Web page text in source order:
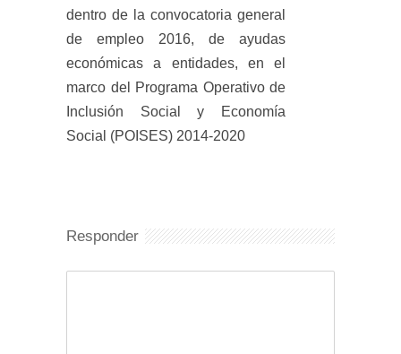
dentro de la convocatoria general
de empleo 2016, de ayudas
económicas a entidades, en el
marco del Programa Operativo de
Inclusión Social y Economía
Social (POISES) 2014-2020
Responder